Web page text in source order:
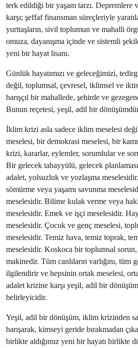
terk edildiği bir yaşam tarzı. Depremlere
karşı; şeffaf finansman süreçleriyle
yurttaşların, sivil toplumun ve mahalli
omuza, dayanışma içinde ve sistemli
yeni bir hayat lisanı.
Günlük hayatımızı ve geleceğimizi,
değil, toplumsal, çevresel, iklimsel ve
barışçıl bir mahallede, şehirde ve
Bunun reçetesi, yeşil, adil bir
İklim krizi asla sadece iklim meselesi
meselesi, bir demokrasi meselesi, bir
krizi, kararlar, eylemler, sorumlular ve
Bir gelecek tahayyülü, gelecek
adalet, yolsuzluk ve yozlaşma
sömürme veya yaşamı savunma
meselesidir. Bilime kulak verme veya
meselesidir. Emek ve işçi meselesidir.
meselesidir. Çocuk ve genç meselesi,
meselesidir. Temiz hava, temiz toprak,
meselesidir. Koskoca bir toplumsal
makinedir. Tüm canlıların varlığını, tüm
ilgilendirir ve hepsinin ortak meselesi,
adalet krizine karşı yeşil, adil bir
belirleyicidir.
Yeşil, adil bir dönüşüm, iklim krizinden
barışarak, kimseyi geride bırakmadan
birlikte aldığımız yeni bir hayatı birlikte